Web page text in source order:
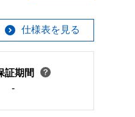
仕様表を見る
証期間
-